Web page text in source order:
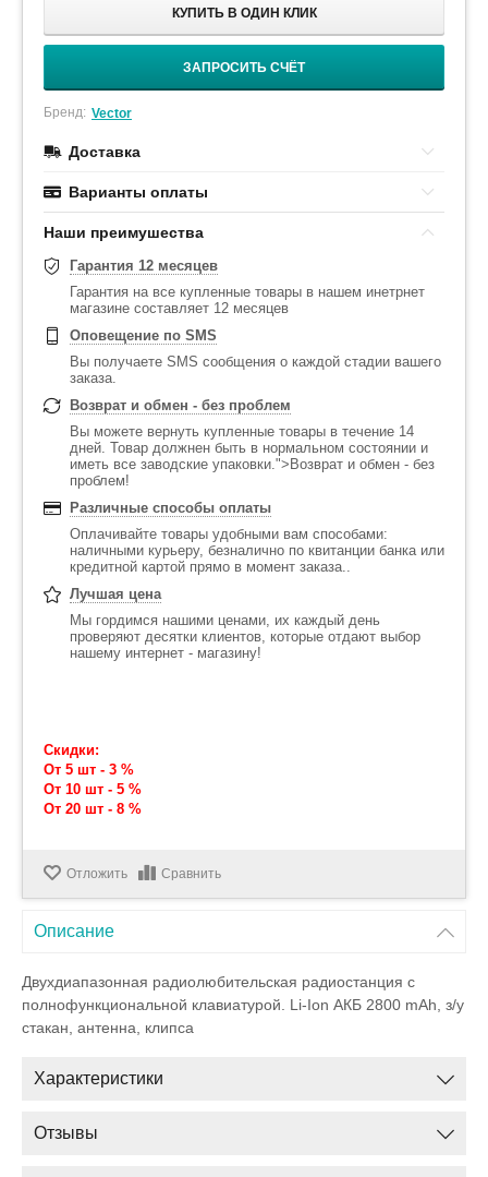
КУПИТЬ В ОДИН КЛИК
ЗАПРОСИТЬ СЧЁТ
Бренд: Vector
Доставка
Варианты оплаты
Наши преимушества
Гарантия 12 месяцев
Гарантия на все купленные товары в нашем инетрнет
магазине составляет 12 месяцев
Оповещение по SMS
Вы получаете SMS сообщения о каждой стадии вашего
заказа.
Возврат и обмен - без проблем
Вы можете вернуть купленные товары в течение 14
дней. Товар должнен быть в нормальном состоянии и
иметь все заводские упаковки.">Возврат и обмен - без
проблем!
Различные способы оплаты
Оплачивайте товары удобными вам способами:
наличными курьеру, безналично по квитанции банка или
кредитной картой прямо в момент заказа..
Лучшая цена
Мы гордимся нашими ценами, их каждый день
проверяют десятки клиентов, которые отдают выбор
нашему интернет - магазину!
Скидки:
От 5 шт - 3 %
От 10 шт - 5 %
От 20 шт - 8 %
Отложить Сравнить
Описание
Двухдиапазонная радиолюбительская радиостанция с
полнофункциональной клавиатурой. Li-Ion АКБ 2800 mAh, з/у
стакан, антенна, клипса
Характеристики
Отзывы